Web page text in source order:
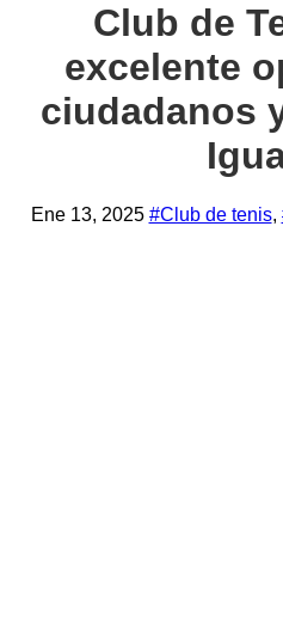
Club de
excelente
ciudadanos
Ene 13, 2025 #Club de tenis,